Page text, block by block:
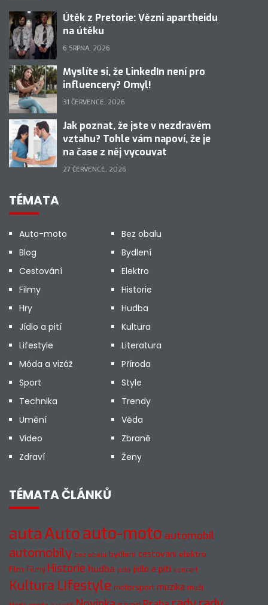
Útěk z Pretorie: Vězni apartheidu
na útěku
6 SRPNA, 2026
Myslíte si, že LinkedIn není pro
influencery? Omyl!
31 ČERVENCE, 2026
Jak poznat, že jste v nezdravém
vztahu? Tohle vám napoví, že je
na čase z něj vycouvat
27 ČERVENCE, 2026
TÉMATA
Auto-moto
Bez obalu
Blog
Bydlení
Cestování
Elektro
Filmy
Historie
Hry
Hudba
Jídlo a pití
Kultura
Lifestyle
Literatura
Móda a vizáž
Příroda
Sport
Style
Technika
Trendy
Umění
Věda
Video
Zbraně
Zdraví
Ženy
TÉMATA ČLÁNKŮ
autaAutoauto-moto automobil
automobily bez obalu bydlení cestování elektro
film Filmy Historie hudba jídlo jídlo a pití koncert
Kultura Lifestyle motorsport muzika muži